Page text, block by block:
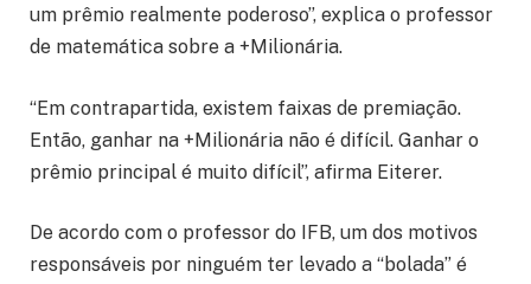
um prêmio realmente poderoso”, explica o professor
de matemática sobre a +Milionária.
“Em contrapartida, existem faixas de premiação.
Então, ganhar na +Milionária não é difícil. Ganhar o
prêmio principal é muito difícil”, afirma Eiterer.
De acordo com o professor do IFB, um dos motivos
responsáveis por ninguém ter levado a “bolada” é